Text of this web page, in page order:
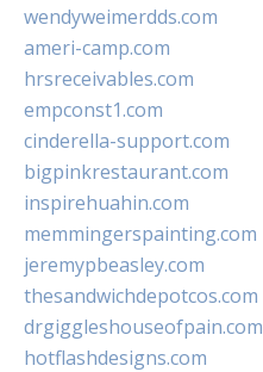
wendyweimerdds.com
ameri-camp.com
hrsreceivables.com
empconst1.com
cinderella-support.com
bigpinkrestaurant.com
inspirehuahin.com
memmingerspainting.com
jeremypbeasley.com
thesandwichdepotcos.com
drgiggleshouseofpain.com
hotflashdesigns.com